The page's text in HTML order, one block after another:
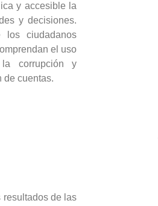
y accesible la
y decisiones.
los ciudadanos
el uso
corrupción y
de cuentas.
resultados de las